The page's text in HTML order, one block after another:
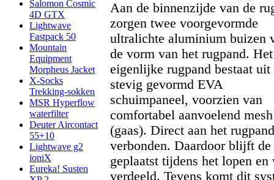
Salomon Cosmic
4D GTX
Lightwave
Fastpack 50
Mountain
Equipment
Morpheus Jacket
X-Socks
Trekking-sokken
MSR Hyperflow
waterfilter
Deuter Aircontact
55+10
Lightwave g2
ioniX
Eureka! Susten
Aan de binnenzijde van de
zorgen twee voorgevormde
ultralichte aluminium buizen
de vorm van het rugpand. Het
eigenlijke rugpand bestaat uit
stevig gevormd EVA
schuimpaneel, voorzien van
comfortabel aanvoelend mesh
(gaas). Direct aan het
verbonden. Daardoor blijft
geplaatst tijdens het lopen
verdeeld. Tevens komt dit